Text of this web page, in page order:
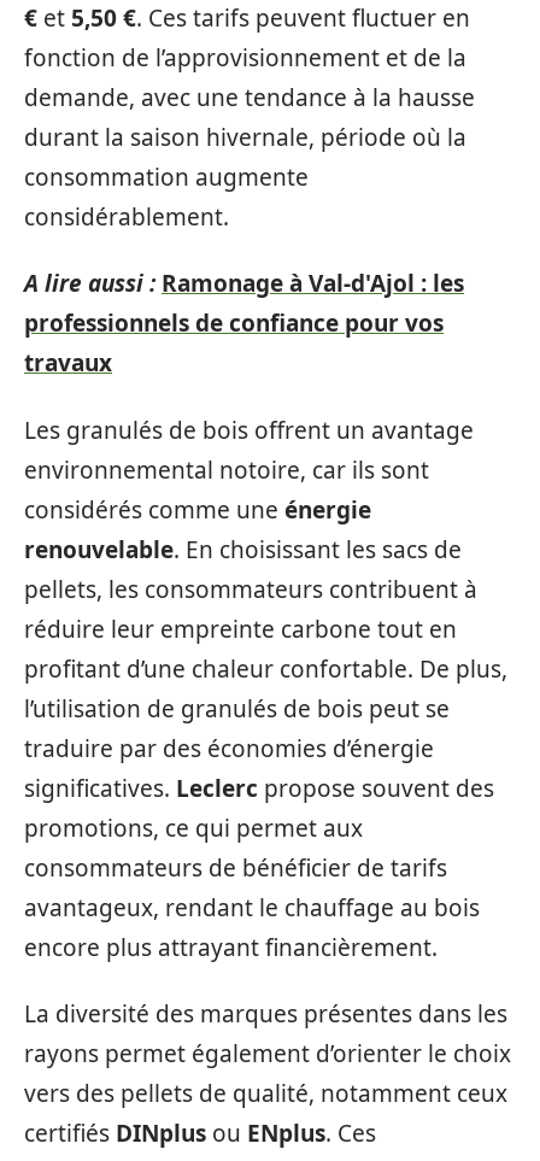
€ et 5,50 €. Ces tarifs peuvent fluctuer en
fonction de l’approvisionnement et de la
demande, avec une tendance à la hausse
durant la saison hivernale, période où la
consommation augmente
considérablement.
A lire aussi : Ramonage à Val-d'Ajol : les
professionnels de confiance pour vos
travaux
Les granulés de bois offrent un avantage
environnemental notoire, car ils sont
considérés comme une énergie
renouvelable. En choisissant les sacs de
pellets, les consommateurs contribuent à
réduire leur empreinte carbone tout en
profitant d’une chaleur confortable. De plus,
l’utilisation de granulés de bois peut se
traduire par des économies d’énergie
significatives. Leclerc propose souvent des
promotions, ce qui permet aux
consommateurs de bénéficier de tarifs
avantageux, rendant le chauffage au bois
encore plus attrayant financièrement.
La diversité des marques présentes dans les
rayons permet également d’orienter le choix
vers des pellets de qualité, notamment ceux
certifiés DINplus ou ENplus. Ces